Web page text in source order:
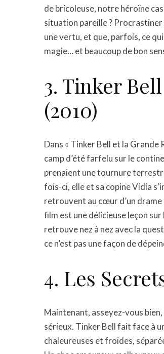
de bricoleuse, notre héroïne
situation pareille ?
une vertu, et que, parfois, ce
magie… et beaucoup de bon
3. Tinker
(2010)
Dans « Tinker Bell et la Grande
camp d’été farfelu sur le
prenaient une tournure
fois-ci, elle et sa copine Vidia
retrouvent au cœur d’un
film est une délicieuse leçon sur
retrouve nez à nez avec la
ce n’est pas une façon de
4. Les
Maintenant, asseyez-vous
sérieux. Tinker Bell fait face à
chaleureuses et froides,